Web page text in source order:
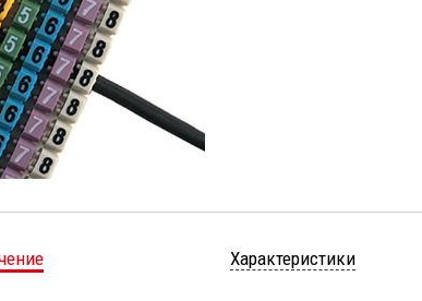
Характеристики